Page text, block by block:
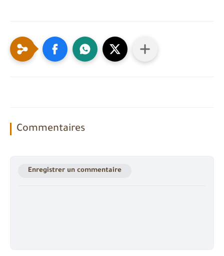
Commentaires
Enregistrer un commentaire